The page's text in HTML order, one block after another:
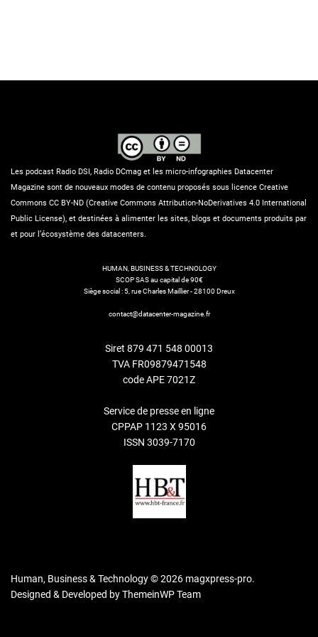
Les podcast Radio DSI, Radio DCmag et les micro-infographies Datacenter
Magazine sont de nouveaux modes de contenu proposés sous licence Creative
Commons CC BY-ND (Creative Commons Attribution-NoDerivatives 4.0 International
Public License), et destinées à alimenter les sites, blogs et documents produits par
et pour l’écosystème des datacenters.
HUMAN, BUSINESS & TECHNOLOGY
SCOP SAS au capital de 90€
Siège social : 5, rue Charles Maillier - 28100 Dreux
contact@datacenter-magazine.fr
Siret 879 471 548 00013
TVA FR09879471548
code APE 7021Z
Service de presse en ligne
CPPAP 1123 X 95016
ISSN 3039-7170
Human, Business & Technology © 2026 magxpress-pro.
Designed & Developed byThemeinWP Team